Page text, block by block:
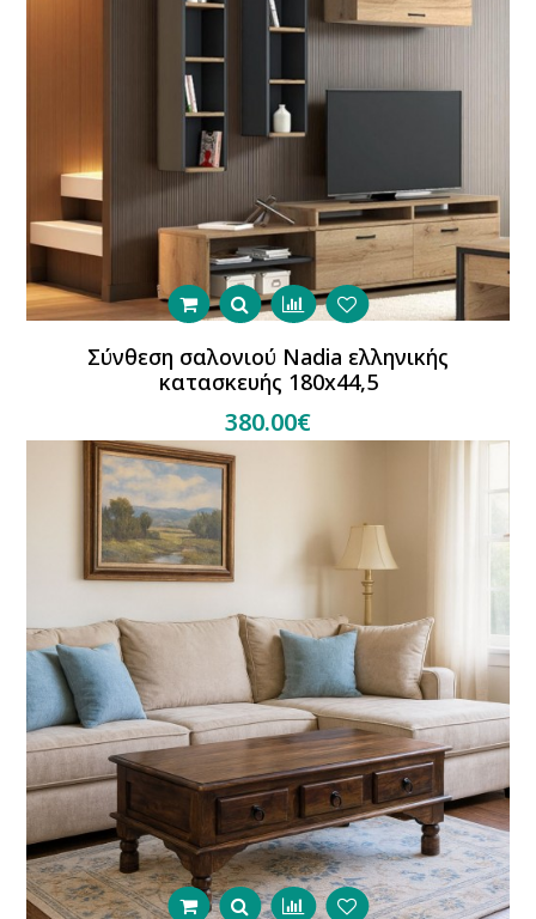
Σύνθεση σαλονιού Νadia ελληνικής
κατασκευής 180x44,5
380.00€